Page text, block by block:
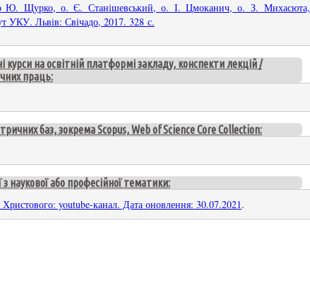
р Ю. Щурко, о. Є. Станішевський, о. І. Цмоканич, о. З. Михасюта,
УКУ. Львів: Свічадо, 2017. 328 с.
на освітній платформі закладу, конспекти лекцій /
праць:
баз, зокрема Scopus, Web of Science Core Collection:
наукової або професійної тематики:
youtube-канал. Дата оновлення: 30.07.2021.